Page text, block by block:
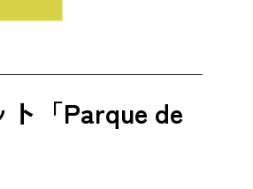
「Parque de